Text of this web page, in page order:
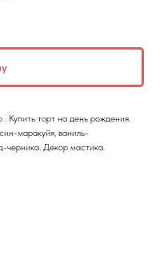
Купить торт на день рождения.
маракуйя, ваниль-
черника. Декор мастика.